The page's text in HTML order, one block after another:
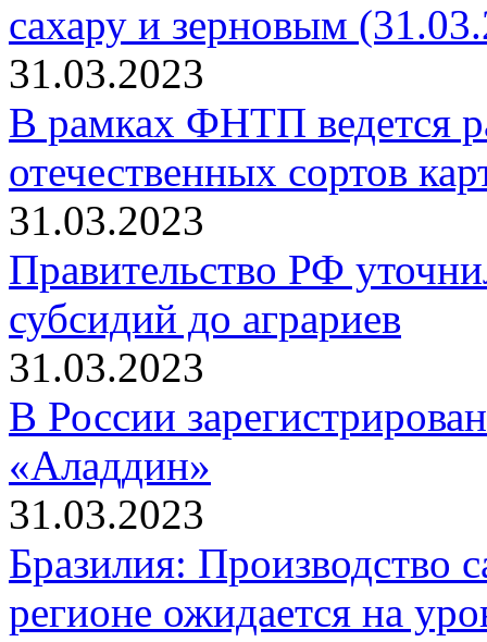
сахару и зерновым
31.03.2023
В рамках ФНТП ведется
отечественных сортов
31.03.2023
Правительство РФ
субсидий до аграриев
31.03.2023
В России
«Аладдин»
31.03.2023
Бразилия:
регионе ожидается на